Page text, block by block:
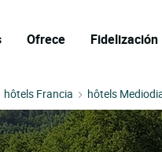
Ofrece Fidelización
hôtels Francia hôtels